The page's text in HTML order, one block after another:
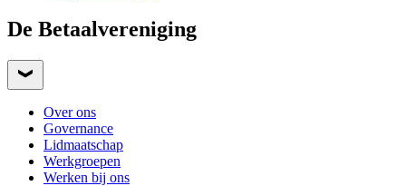
De Betaalvereniging
Over ons
Governance
Lidmaatschap
Werkgroepen
Werken bij ons